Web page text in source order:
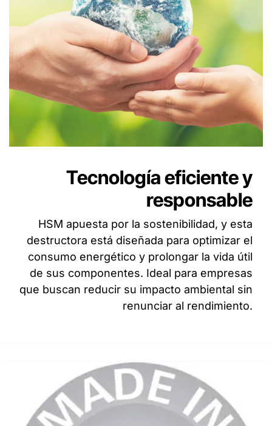
Tecnología eficiente y
responsable
HSM apuesta por la sostenibilidad, y esta
destructora está diseñada para optimizar el
consumo energético y prolongar la vida útil
de sus componentes. Ideal para empresas
que buscan reducir su impacto ambiental sin
renunciar al rendimiento.